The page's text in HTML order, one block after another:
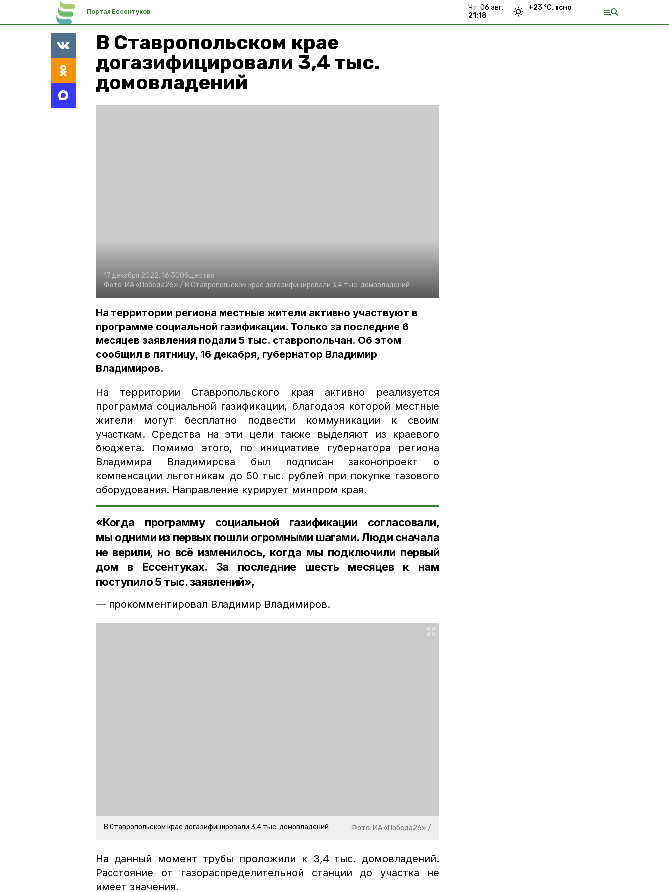
Портал Ессентуков
чт, 06 авг.
21:18
+23 °С, ясно
В Ставропольском крае
догазифицировали 3,4 тыс.
домовладений
17 декабря 2022, 16:30Общество
Фото: ИА «Победа26» / В Ставропольском крае догазифицировали 3,4 тыс. домовладений
На территории региона местные жители активно участвуют в
программе социальной газификации. Только за последние 6
месяцев заявления подали 5 тыс. ставропольчан. Об этом
сообщил в пятницу, 16 декабря, губернатор Владимир
Владимиров.
На территории Ставропольского края активно реализуется
программа социальной газификации, благодаря которой местные
жители могут бесплатно подвести коммуникации к своим
участкам. Средства на эти цели также выделяют из краевого
бюджета. Помимо этого, по инициативе губернатора региона
Владимира Владимирова был подписан законопроект о
компенсации льготникам до 50 тыс. рублей при покупке газового
оборудования. Направление курирует минпром края.
«Когда программу социальной газификации согласовали,
мы одними из первых пошли огромными шагами. Люди сначала
не верили, но всё изменилось, когда мы подключили первый
дом в Ессентуках. За последние шесть месяцев к нам
поступило 5 тыс. заявлений»,
— прокомментировал Владимир Владимиров.
В Ставропольском крае догазифицировали 3,4 тыс. домовладений Фото: ИА «Победа26» /
На данный момент трубы проложили к 3,4 тыс. домовладений.
Расстояние от газораспределительной станции до участка не
имеет значения.